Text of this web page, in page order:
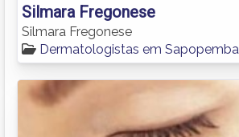
Silmara Fregonese
Silmara Fregonese
Dermatologistas em Sapopemba